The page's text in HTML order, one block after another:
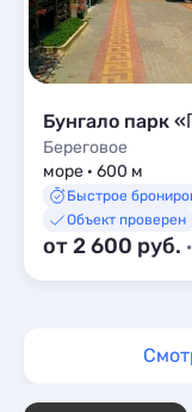
Бунгало парк
Береговое
море · 600 м
Быстрое
Объект проверен
от 2 600 руб.